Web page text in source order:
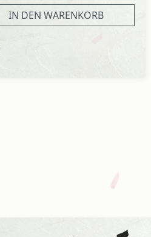
Gib den
IN DEN WARENKORB